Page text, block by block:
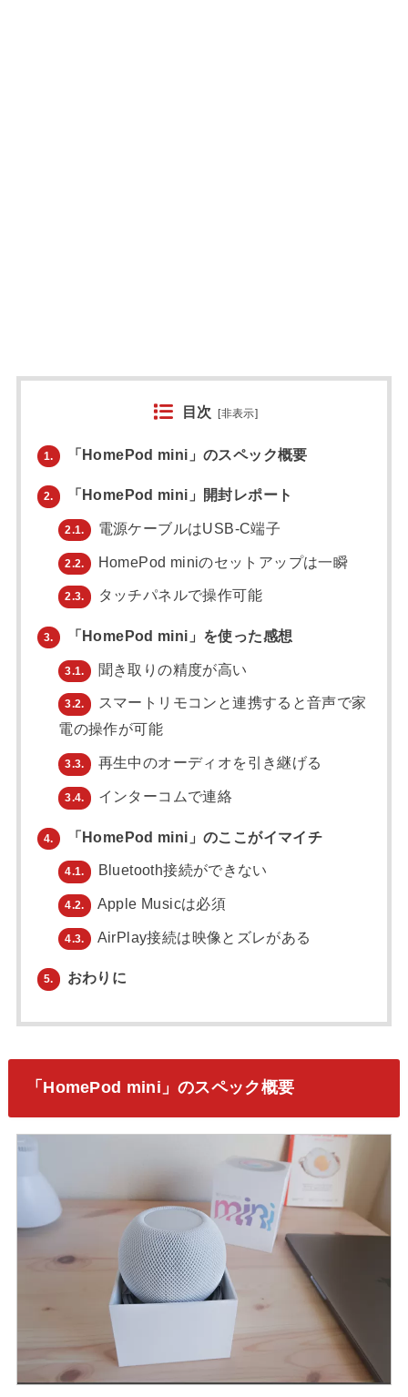
目次 [非表示]
1. 「HomePod mini」のスペック概要
2. 「HomePod mini」開封レポート
2.1. 電源ケーブルはUSB-C端子
2.2. HomePod miniのセットアップは一瞬
2.3. タッチパネルで操作可能
3. 「HomePod mini」を使った感想
3.1. 聞き取りの精度が高い
3.2.
スマートリモコンと連携すると音声で家
電の操作が可能
3.3. 再生中のオーディオを引き継げる
3.4. インターコムで連絡
4. 「HomePod mini」のここがイマイチ
4.1. Bluetooth接続ができない
4.2. Apple Musicは必須
4.3. AirPlay接続は映像とズレがある
5. おわりに
「HomePod mini」のスペック概要